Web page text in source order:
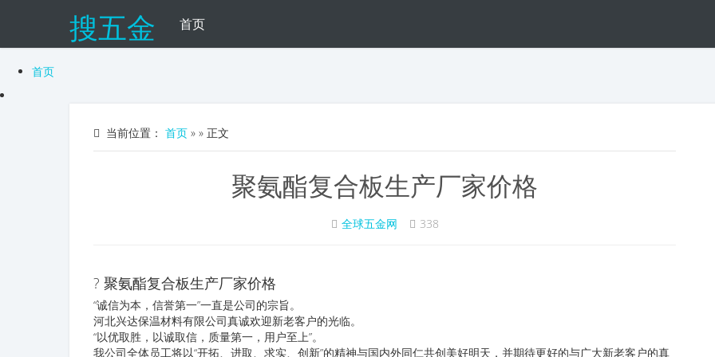
搜五金 首页
首页
当前位置： 首页 » » 正文
聚氨酯复合板生产厂家价格
全球五金网 338
? 聚氨酯复合板生产厂家价格
“诚信为本，信誉第一”一直是公司的宗旨。
河北兴达保温材料有限公司真诚欢迎新老客户的光临。
“以优取胜，以诚取信，质量第一，用户至上”。
我公司全体员工将以“开拓、进取、求实、创新”的精神与国内外同仁共创美好明天，并期待更好的与广大新老客户的真